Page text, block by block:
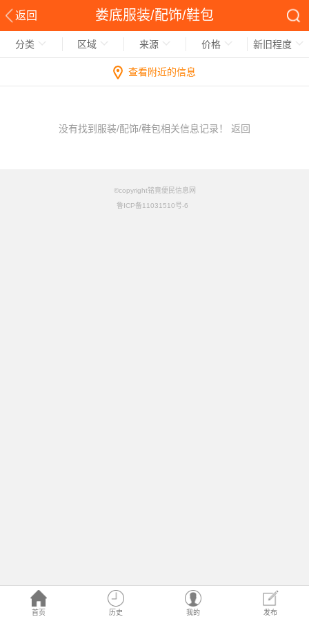
返回 娄底服装/配饰/鞋包
首页 历史 我的 发布
分类 区域 来源 价格 新旧程度
查看附近的信息
没有找到服装/配饰/鞋包相关信息记录！ 返回
©copyright铭竟便民信息网
鲁ICP备11031510号-6